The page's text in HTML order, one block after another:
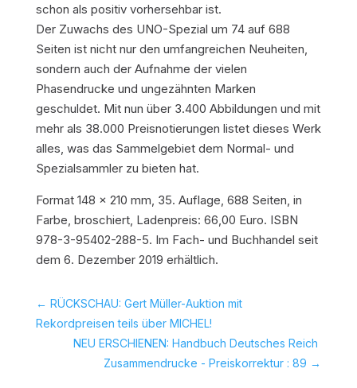
schon als positiv vorhersehbar ist.
Der Zuwachs des UNO-Spezial um 74 auf 688
Seiten ist nicht nur den umfangreichen Neuheiten,
sondern auch der Aufnahme der vielen
Phasendrucke und ungezähnten Marken
geschuldet. Mit nun über 3.400 Abbildungen und mit
mehr als 38.000 Preisnotierungen listet dieses Werk
alles, was das Sammelgebiet dem Normal- und
Spezialsammler zu bieten hat.
Format 148 x 210 mm, 35. Auflage, 688 Seiten, in
Farbe, broschiert, Ladenpreis: 66,00 Euro. ISBN
978-3-95402-288-5. Im Fach- und Buchhandel seit
dem 6. Dezember 2019 erhältlich.
← RÜCKSCHAU: Gert Müller-Auktion mit
Rekordpreisen teils über MICHEL!
NEU ERSCHIENEN: Handbuch Deutsches Reich 
Zusammendrucke - Preiskorrektur : 89 →